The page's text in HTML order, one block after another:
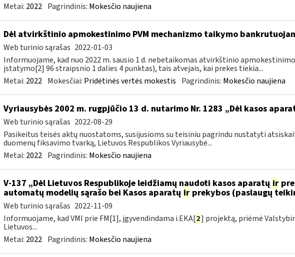
Metai: 2022 Pagrindinis: Mokesčio naujiena
Dėl atvirkštinio apmokestinimo PVM mechanizmo taikymo
Web turinio sąrašas 2022-01-03
Informuojame, kad nuo 2022 m. sausio 1 d. nebetaikomas atvirkštinio
įstatymo[2] 96 straipsnio 1 dalies 4 punktas), tais atvejais, kai prekes tiekia...
Metai: 2022 Mokesčiai: Pridėtinės vertės mokestis Pagrindinis: Mokesčio naujiena
Vyriausybės 2002 m. rugpjūčio 13 d. nutarimo Nr. 1283 „Dėl kasos
Web turinio sąrašas 2022-08-29
Pasikeitus teisės aktų nuostatoms, susijusioms su teisiniu pagrindu nustatyti
duomenų fiksavimo tvarką, Lietuvos Respublikos Vyriausybė...
Metai: 2022 Pagrindinis: Mokesčio naujiena
V-137 „Dėl Lietuvos Respublikoje leidžiamų naudoti kasos aparatų ir
automatų modelių sąrašo bei Kasos aparatų irprekybos (paslaugų
Web turinio sąrašas 2022-11-09
Informuojame, kad VMI prie FM[1], įgyvendindama i.EKA[2] projektą, priėmė
Lietuvos...
Metai: 2022 Pagrindinis: Mokesčio naujiena